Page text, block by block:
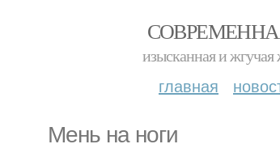
изысканная и жгучая
главная
Мень на ноги